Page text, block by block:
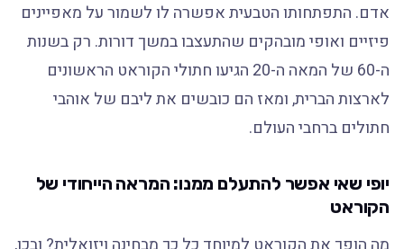
אדם. התפתחותו הטבעית אפשרה לו לשמור על מאפיינים
פיזיים ואופי מובהקים שהתעצבו במשך דורות. רק בשנות
ה-60 של המאה ה-20 הגיעו חתולי הקוראט הראשונים
לארצות הברית, ומאז הם כובשים את ליבם של אוהבי
חתולים ברחבי העולם.
יופי שאי אפשר להתעלם ממנו: המראה הייחודי של
הקוראט